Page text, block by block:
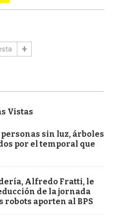
Vistas
sin luz, árboles
por el temporal que
Alfredo Fratti, le
de la jornada
robots aporten al BPS